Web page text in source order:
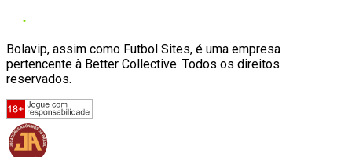
Bolavip, assim como Futbol Sites, é uma empresa
pertencente à Better Collective. Todos os direitos
reservados.